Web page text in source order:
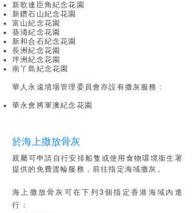
新歌連臣角紀念花園
新鑽石山紀念花園
富山紀念花園
葵涌紀念花園
新和合石紀念花園
長洲紀念花園
坪洲紀念花園
南丫島紀念花園
華人永遠墳場管理委員會亦設 有撒灰服務 :
華永會將軍澳紀念花園
於海上撒放骨灰
親屬可申請自行安排船隻或使用食物環境衞生署
提供的免費渡輪服務，前往指定海域撒灰。
海上撒放骨灰可在下列3個指定香港海域內進
行：